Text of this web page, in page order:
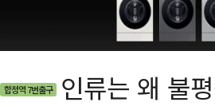
합정역 7번출구 인류는 왜 불